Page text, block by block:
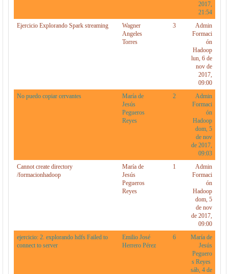
2017,
21:54
Ejercicio Explorando Spark streaming
Wagner
Angeles
Torres
3
Admin
Formaci
ón
Hadoop
lun, 6 de
nov de
2017,
09:00
No puedo copiar cervantes
María de
Jesús
Pegueros
Reyes
2
Admin
Formaci
ón
Hadoop
dom, 5
de nov
de 2017,
09:03
Cannot create directory
/formacionhadoop
María de
Jesús
Pegueros
Reyes
1
Admin
Formaci
ón
Hadoop
dom, 5
de nov
de 2017,
09:00
ejercicio: 2. explorando hdfs Failed to
connect to server
Emilio José
Herrero Pérez
6
María de
Jesús
Peguero
s Reyes
sáb, 4 de